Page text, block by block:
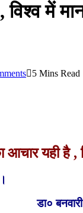
में
5 Mins Read
यही है ,
डा०